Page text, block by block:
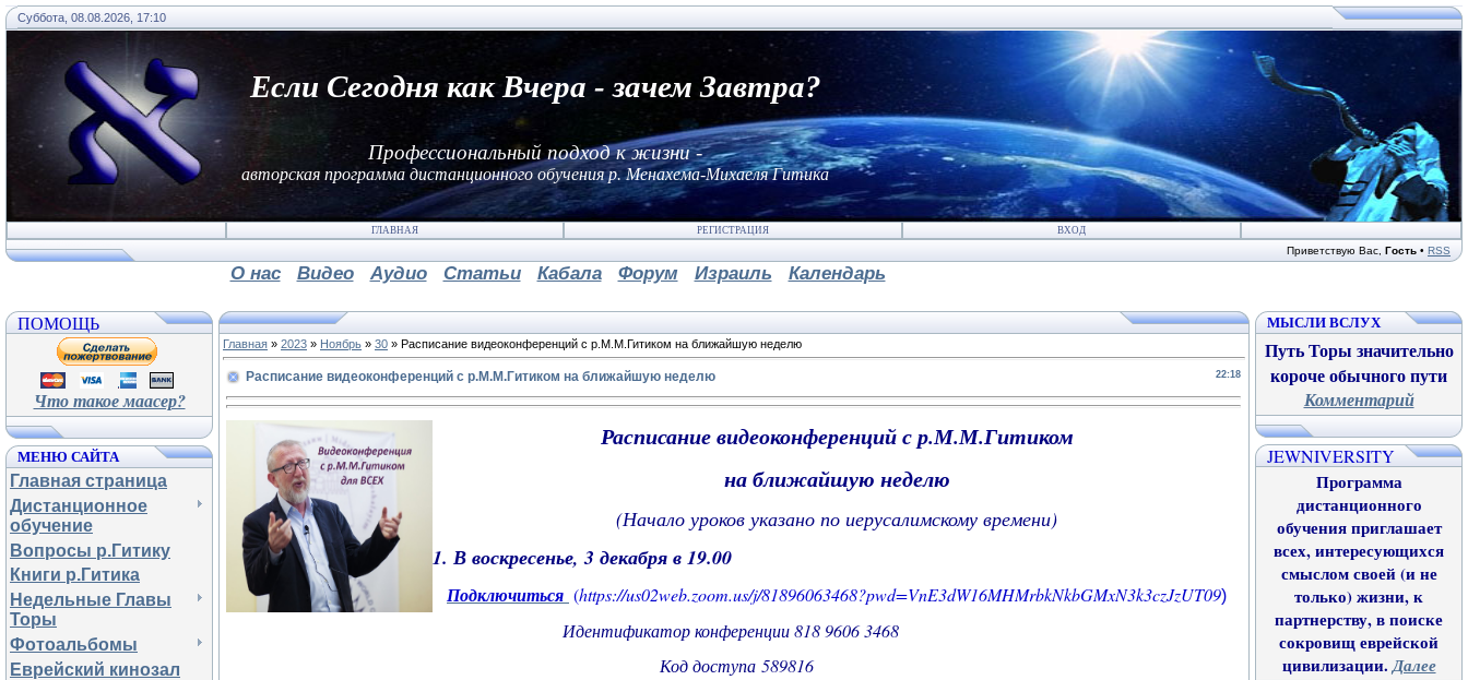
Суббота, 08.08.2026, 17:10
Если Сегодня как Вчера - зачем Завтра?
Профессиональный подход к жизни -
авторская программа дистанционного обучения р. Менахема-Михаеля Гитика
ГЛАВНАЯ РЕГИСТРАЦИЯ ВХОД
Приветствую Вас Гость • RSS
О нас Видео Аудио Статьи Кабала Форум Израиль Календарь
ПОМОЩЬ
Что такое маасер?
МЕНЮ САЙТА
Главная страница
Дистанционное
обучение
Вопросы р.Гитику
Книги р.Гитика
Недельные Главы
Торы
Фотоальбомы
Еврейский кинозал
Главная » 2023 » Ноябрь » 30 » Расписание видеоконференций с р.М.М.Гитиком на ближайшую неделю
22:18
Расписание видеоконференций с р.М.М.Гитиком на ближайшую неделю
Расписание видеоконференций с р.М.М.Гитиком
на ближайшую неделю
(Начало уроков указано по иерусалимскому времени)
1. В воскресенье, 3 декабря в 19.00
Подключиться (https://us02web.zoom.us/j/81896063468?pwd=VnE3dW16MHMrbkNkbGMxN3k3czJzUT09)
Идентификатор конференции 818 9606 3468
Код доступа 589816
МЫСЛИ ВСЛУХ
Путь Торы значительно
короче обычного пути
Комментарий
JEWNIVERSITY
Программа
дистанционного
обучения приглашает
всех, интересующихся
смыслом своей (и не
только) жизни, к
партнерству, в поиске
сокровищ еврейской
цивилизации.Далее